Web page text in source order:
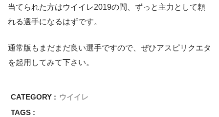
当てられた方はウイイレ2019の間、ずっと主力として頼
れる選手になるはずです。
通常版もまだまだ良い選手ですので、ぜひアスピリクエタ
を起用してみて下さい。
CATEGORY : ウイイレ
TAGS :